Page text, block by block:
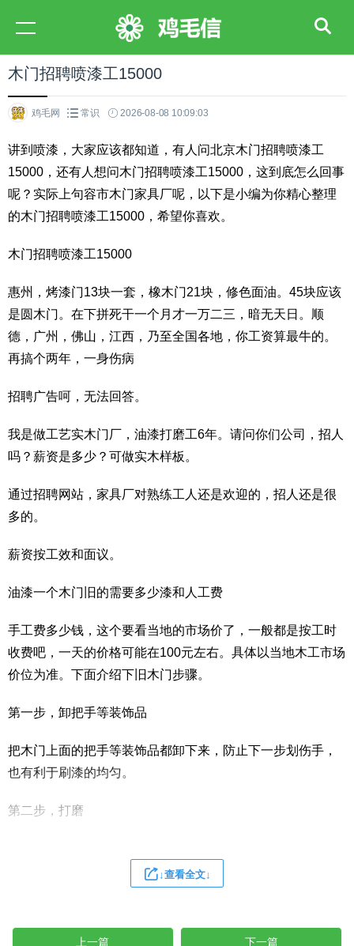
木门招聘喷漆工15000
鸡毛网 常识 2026-08-08 10:09:03
讲到喷漆，大家应该都知道，有人问北京木门招聘喷漆工
15000，还有人想问木门招聘喷漆工15000，这到底怎么回事
呢？实际上句容市木门家具厂呢，以下是小编为你精心整理
的木门招聘喷漆工15000，希望你喜欢。
木门招聘喷漆工15000
惠州，烤漆门13块一套，橡木门21块，修色面油。45块应该
是圆木门。在下拼死干一个月才一万二三，暗无天日。顺
德，广州，佛山，江西，乃至全国各地，你工资算最牛的。
再搞个两年，一身伤病
招聘广告呵，无法回答。
我是做工艺实木门厂，油漆打磨工6年。请问你们公司，招人
吗？薪资是多少？可做实木样板。
通过招聘网站，家具厂对熟练工人还是欢迎的，招人还是很
多的。
薪资按工效和面议。
油漆一个木门旧的需要多少漆和人工费
手工费多少钱，这个要看当地的市场价了，一般都是按工时
收费吧，一天的价格可能在100元左右。具体以当地木工市场
价位为准。下面介绍下旧木门步骤。
第一步，卸把手等装饰品
把木门上面的把手等装饰品都卸下来，防止下一步划伤手，
也有利于刷漆的均匀。
第二步，打磨
方不要打磨的太厉害，保持木门原来的形状。
干净。
↓查看全文↓
上一篇 下一篇